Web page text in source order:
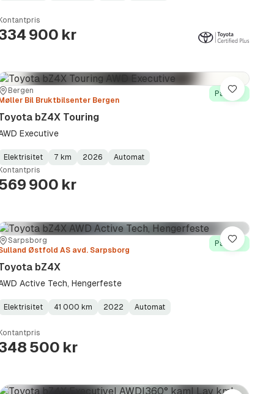
900 kr
Sted:
Bergen
Forhandler:
Bil Bruktbilsenter Bergen
På lager
bZ4X Touring
Executive
Fuel
:
Elektrisitet
Kilometerstand:
7 km
Model
:
2026
Gearbox
:
Automat
900 kr
Lagre
Sted:
Sarpsborg
Forhandler:
Østfold AS avd. Sarpsborg
På lager
bZ4X
Active Tech, Hengerfeste
Fuel
Elektrisitet
Kilometerstand:
41 000 km
Model
2022
Gearbox
Automat
500 kr
Lagre